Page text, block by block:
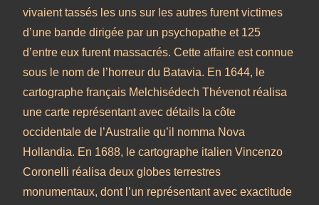
vivaient tassés les uns sur les autres furent victimes
d’une bande dirigée par un psychopathe et 125
d’entre eux furent massacrés. Cette affaire est connue
sous le nom de l’horreur du Batavia. En 1644, le
cartographe français Melchisédech Thévenot réalisa
une carte représentant avec détails la côte
occidentale de l’Australie qu’il nomma Nova
Hollandia. En 1688, le cartographe italien Vincenzo
Coronelli réalisa deux globes terrestres
monumentaux, dont l’un représentant avec exactitude